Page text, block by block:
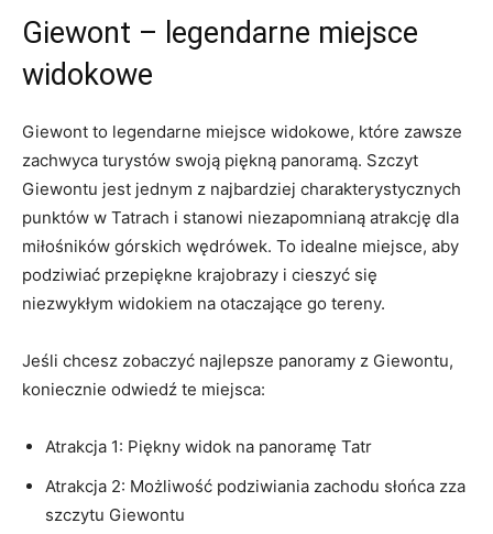
Giewont – legendarne ‌miejsce⁢
widokowe
Giewont to legendarne miejsce widokowe, które ⁢zawsze​
zachwyca‌ turystów swoją piękną panoramą.‌ Szczyt
‍Giewontu jest ‍jednym z najbardziej charakterystycznych
punktów‍ w ⁤Tatrach i⁤ stanowi niezapomnianą ‌atrakcję⁤ dla‌
miłośników górskich wędrówek. To ⁢idealne miejsce, ‍aby
‌podziwiać ⁣przepiękne ⁣krajobrazy i cieszyć się
niezwykłym widokiem na otaczające go tereny.
Jeśli chcesz zobaczyć⁣ najlepsze panoramy z Giewontu,
koniecznie odwiedź te miejsca:
Atrakcja 1: Piękny​ widok na ‍panoramę‍ Tatr
Atrakcja 2: Możliwość podziwiania zachodu słońca zza
szczytu Giewontu